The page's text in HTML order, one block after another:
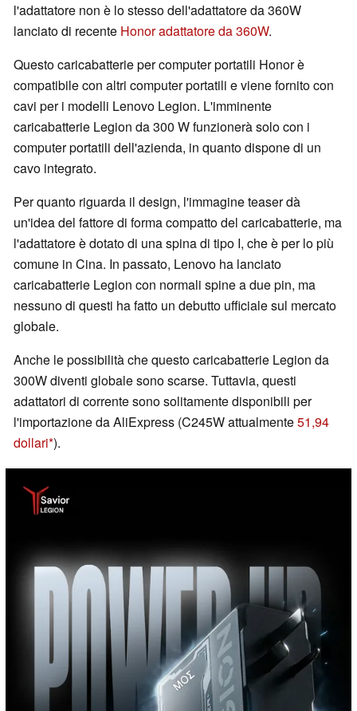
l'adattatore non è lo stesso dell'adattatore da 360W
lanciato di recente Honor adattatore da 360W.
Questo caricabatterie per computer portatili Honor è
compatibile con altri computer portatili e viene fornito con
cavi per i modelli Lenovo Legion. L'imminente
caricabatterie Legion da 300 W funzionerà solo con i
computer portatili dell'azienda, in quanto dispone di un
cavo integrato.
Per quanto riguarda il design, l'immagine teaser dà
un'idea del fattore di forma compatto del caricabatterie, ma
l'adattatore è dotato di una spina di tipo I, che è per lo più
comune in Cina. In passato, Lenovo ha lanciato
caricabatterie Legion con normali spine a due pin, ma
nessuno di questi ha fatto un debutto ufficiale sul mercato
globale.
Anche le possibilità che questo caricabatterie Legion da
300W diventi globale sono scarse. Tuttavia, questi
adattatori di corrente sono solitamente disponibili per
l'importazione da AliExpress (C245W attualmente51,94
dollari ).